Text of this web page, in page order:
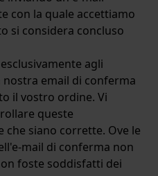
con la quale accettiamo
si considera concluso
agli
email di conferma
il vostro ordine. Vi
queste
siano corrette. Ove le
mail di conferma non
foste soddisfatti dei